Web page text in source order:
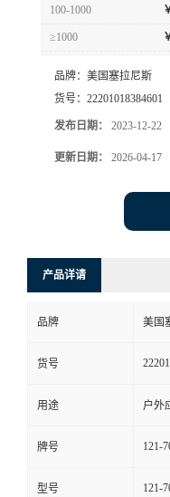
留
言
100-1000
≥1000
品牌： 美国塞拉尼斯
货号： 22201018384601
发布日期： 2023-12-22
更新日期： 2026-04-17
产品详请
品牌 美国
货号
用途 户外
牌号 121-
型号 121-